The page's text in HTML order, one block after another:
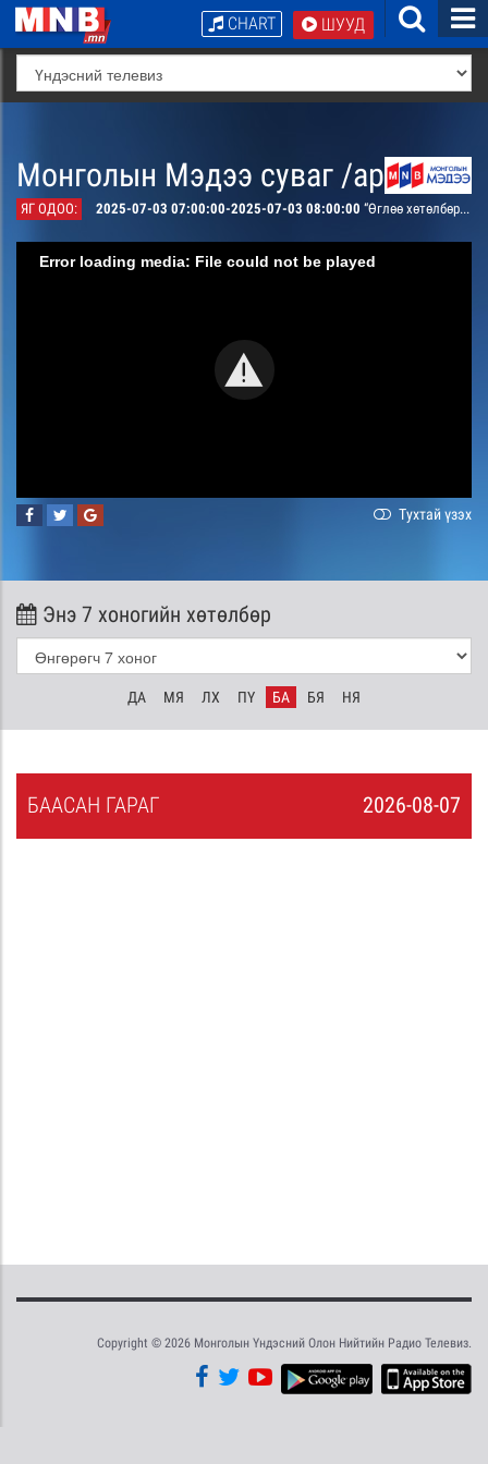
ШУУД
CHART
Монголын Мэдээ суваг /архив/
ЯГ ОДОО: 2025-07-03 07:00:00-2025-07-03 08:00:00 “Өглөө хөтөлбөр” /шууд/
Error loading media: File could not be played
Тухтай үзэх
Энэ 7 хоногийн хөтөлбөр
ДА МЯ ЛХ ПҮ БА БЯ НЯ
2026-08-07
БААСАН ГАРАГ
Copyright © 2026 Монголын Үндэсний Олон Нийтийн Радио Телевиз.